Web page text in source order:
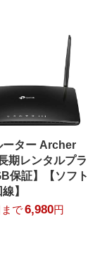
ーター Archer
期レンタルプラ
保証】【ソフト
】
で6,980円